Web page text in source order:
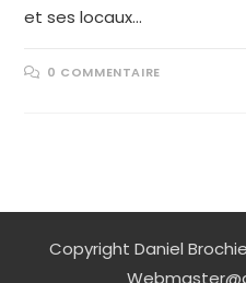
et ses locaux…
0 COMMENTAIRE
Copyright Daniel